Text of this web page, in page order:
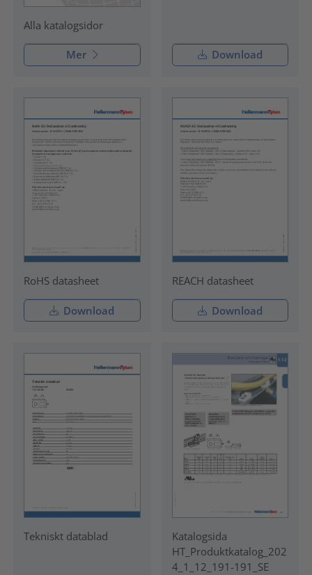
Alla katalogsidor
Mer Download
RoHS datasheet
Download
REACH datasheet
Download
Tekniskt datablad
Katalogsida
HT_Produktkatalog_202
4_1_12_191-191_SE